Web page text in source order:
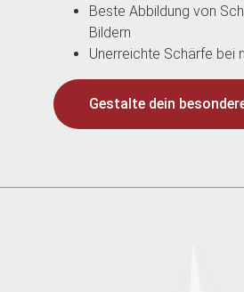
Beste Abbildung von
Bildern
Unerreichte Schärfe bei
Gestalte dein